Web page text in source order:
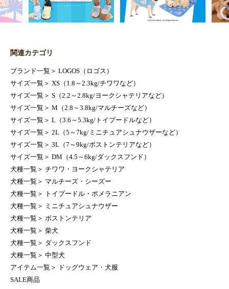
関連カテゴリ
ブランド一覧 ＞ LOGOS（ロゴス）
サイズ一覧 ＞ XS（1.8～2.3kg/チワワなど）
サイズ一覧 ＞ S（2.2～2.8kg/ヨークシャテリアなど）
サイズ一覧 ＞ M（2.8～3.8kg/マルチーズなど）
サイズ一覧 ＞ L（3.6～5.3kg/トイプードルなど）
サイズ一覧 ＞ 2L（5～7kg/ミニチュアシュナウザーなど）
サイズ一覧 ＞ 3L（7～9kg/ボストンテリアなど）
サイズ一覧 ＞ DM（4.5～6kg/ダックスフンド）
犬種一覧 ＞ チワワ・ヨークシャテリア
犬種一覧 ＞ マルチーズ・シーズー
犬種一覧 ＞
トイプードル・ポメラニアン
犬種一覧 ＞
ミニチュアシュナウザー
犬種一覧 ＞ ボストンテリア
犬種一覧 ＞ 柴犬
犬種一覧 ＞ ダックスフンド
犬種一覧 ＞ 中型犬
アイテム一覧 ＞
ドッグウェア・犬服
SALE商品